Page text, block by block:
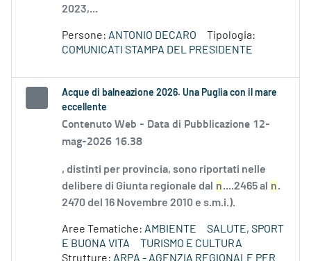
2023,...
Persone: ANTONIO DECARO
Tipologia:
COMUNICATI STAMPA DEL PRESIDENTE
Acque di balneazione 2026. Una Puglia con il mare
eccellente
Contenuto Web - Data di Pubblicazione 12-
mag-2026 16.38
, distinti per provincia, sono riportati nelle
delibere di Giunta regionale dal n....2465 al n.
2470 del 16 Novembre 2010 e s.m.i.).
Aree Tematiche: AMBIENTE
SALUTE, SPORT
E BUONA VITA
TURISMO E CULTURA
Strutture: ARPA - AGENZIA REGIONALE PER